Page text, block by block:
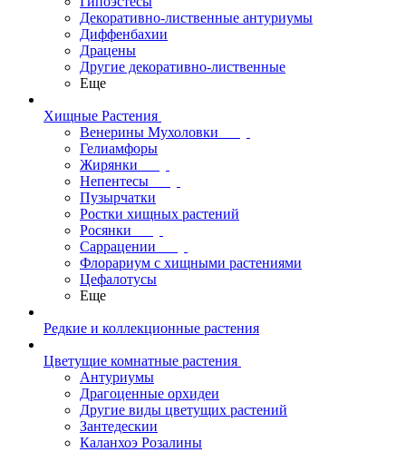
Декоративно-лиственные антуриумы
Диффенбахии
Драцены
Другие декоративно-лиственные
Еще
Хищные Растения
Венерины Мухоловки
Гелиамфоры
Жирянки
Непентесы
Пузырчатки
Ростки хищных растений
Росянки
Саррацении
Флорариум с хищными растениями
Цефалотусы
Еще
Редкие и коллекционные растения
Цветущие комнатные растения
Антуриумы
Драгоценные орхидеи
Другие виды цветущих растений
Зантедескии
Каланхоэ Розалины